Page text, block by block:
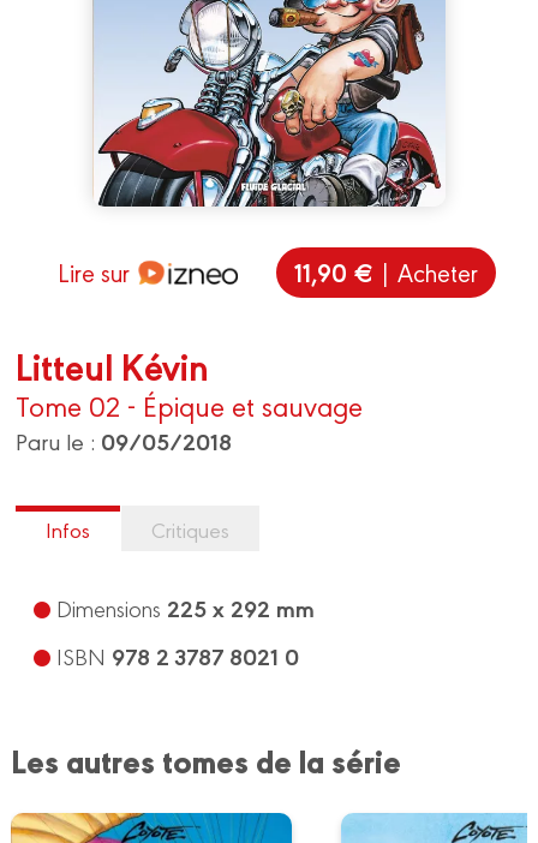
Lire sur 11,90 € | Acheter
Litteul Kévin
Tome 02 - Épique et sauvage
Paru le : 09/05/2018
Infos Critiques
Dimensions 225 x 292 mm
ISBN 978 2 3787 8021 0
Les autres tomes de la série